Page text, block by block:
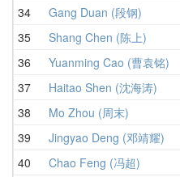
34 Gang Duan (段钢)
35 Shang Chen (陈上)
36 Yuanming Cao (曹袁铭)
37 Haitao Shen (沈海涛)
38 Mo Zhou (周末)
39 Jingyao Deng (邓靖耀)
40 Chao Feng (冯超)